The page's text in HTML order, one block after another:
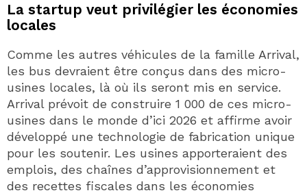
La startup veut privilégier les économies
locales
Comme les autres véhicules de la famille Arrival,
les bus devraient être conçus dans des micro-
usines locales, là où ils seront mis en service.
Arrival prévoit de construire 1 000 de ces micro-
usines dans le monde d’ici 2026 et affirme avoir
développé une technologie de fabrication unique
pour les soutenir. Les usines apporteraient des
emplois, des chaînes d’approvisionnement et
des recettes fiscales dans les économies